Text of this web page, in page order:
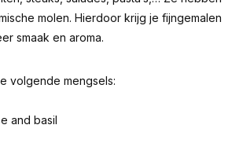
molen. Hierdoor krijg je fijngemalen
smaak en aroma.
volgende mengsels:
and basil